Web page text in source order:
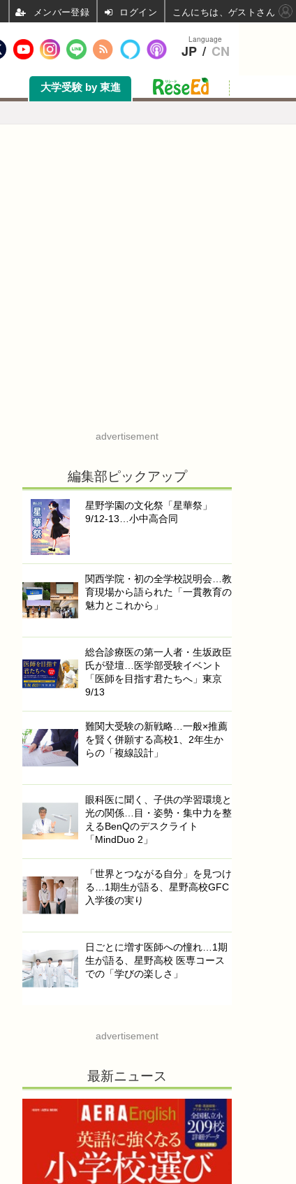
大学受験 by 東進
advertisement
編集部ピックアップ
星野学園の文化祭「星華祭」
9/12-13…小中高合同
関西学院・初の全学校説明会…教
育現場から語られた「一貫教育の
魅力とこれから」
総合診療医の第一人者・生坂政臣
氏が登壇…医学部受験イベント
「医師を目指す君たちへ」東京
9/13
難関大受験の新戦略…一般×推薦
を賢く併願する高校1、2年生か
らの「複線設計」
眼科医に聞く、子供の学習環境と
光の関係…目・姿勢・集中力を整
えるBenQのデスクライト
「MindDuo 2」
「世界とつながる自分」を見つけ
る…1期生が語る、星野高校GFC
入学後の実り
日ごとに増す医師への憧れ…1期
生が語る、星野高校 医専コース
での「学びの楽しさ」
advertisement
最新ニュース
Language
JP / CN
ログイン こんにちは、ゲストさん